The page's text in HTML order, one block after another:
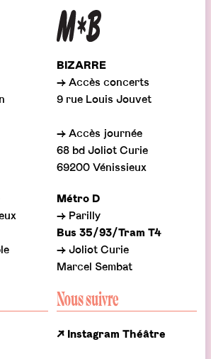
BIZARRE
→ Accès concerts
9 rue Louis Jouvet
→ Accès journée
68 bd Joliot Curie
69200 Vénissieux
Métro D
→ Parilly
Bus 35/93/Tram T4
→ Joliot Curie
Marcel Sembat
Nous suivre
↗ Instagram Théâtre